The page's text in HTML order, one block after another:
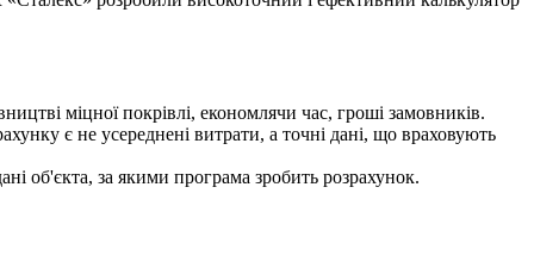
міцної покрівлі, економлячи час, гроші замовників.
є не усереднені витрати, а точні дані, що враховують
об'єкта, за якими програма зробить розрахунок.